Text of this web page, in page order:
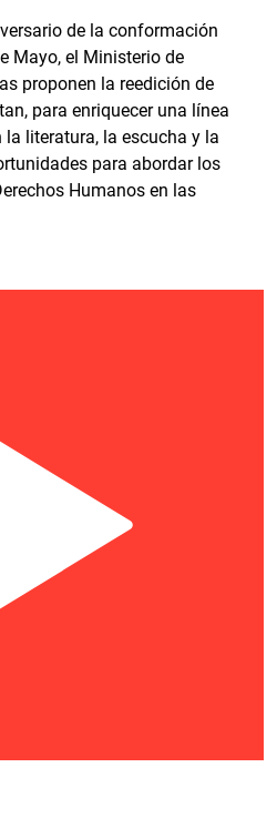
de la conformación
Mayo, el Ministerio de
proponen la reedición de
para enriquecer una línea
literatura, la escucha y la
para abordar los
Humanos en las